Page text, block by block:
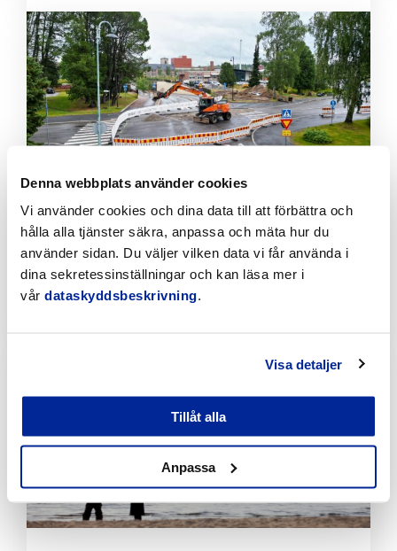
Denna webbplats använder cookies
Vi använder cookies och dina data till att förbättra och
hålla alla tjänster säkra, anpassa och mäta hur du
använder sidan. Du väljer vilken data vi får använda i
dina sekretessinställningar och kan läsa mer i
vår dataskyddsbeskrivning.
Visa detaljer
Tillåt alla
Anpassa
Klicka
för
att
läsa
artikeln
Tillfälliga trafikarrangemang vid Sikören samt i
korsningen mellan Stationsvägen och
Jakobsgatan
6.8.2026 | Nyheter
läsa